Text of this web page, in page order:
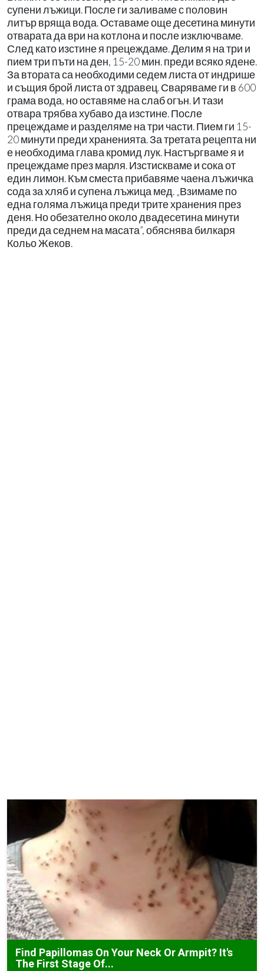
супени лъжици. После ги заливаме с половин
литър вряща вода. Оставаме още десетина минути
отварата да ври на котлона и после изключваме.
След като изстине я прецеждаме. Делим я на три и
пием три пъти на ден, 15-20 мин. преди всяко ядене.
За втората са необходими седем листа от индрише
и същия брой листа от здравец. Сваряваме ги в 600
грама вода, но оставяме на слаб огън. И тази
отвара трябва хубаво да изстине. После
прецеждаме и разделяме на три части. Пием ги 15-
20 минути преди храненията. За третата рецепта ни
е необходима глава кромид лук. Настъргваме я и
прецеждаме през марля. Изстискваме и сока от
един лимон. Към сместа прибавяме чаена лъжичка
сода за хляб и супена лъжица мед. „Взимаме по
една голяма лъжица преди трите хранения през
деня. Но обезателно около двадесетина минути
преди да седнем на масата”, обяснява билкаря
Кольо Жеков.
Find Papillomas On Your Neck Or Armpit? It's
The First Stage Of...